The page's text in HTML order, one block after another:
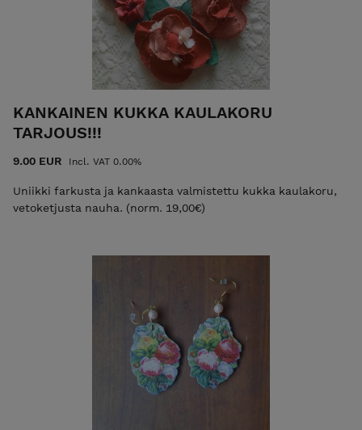
KANKAINEN KUKKA KAULAKORU
TARJOUS!!!
9.00 EUR Incl. VAT 0.00%
Uniikki farkusta ja kankaasta valmistettu kukka kaulakoru,
vetoketjusta nauha. (norm. 19,00€)